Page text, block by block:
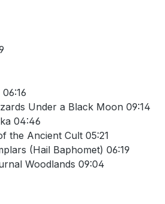
Under a Black Moon 09:14
04:46
the Ancient Cult 05:21
(Hail Baphomet) 06:19
Woodlands 09:04